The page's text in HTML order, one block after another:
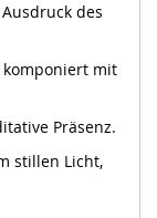
des
mit
Präsenz.
stillen Licht,